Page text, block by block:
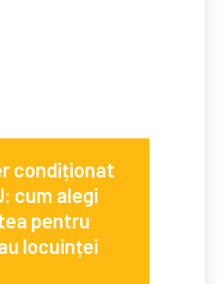
condiționat
cum alegi
pentru
locuinței